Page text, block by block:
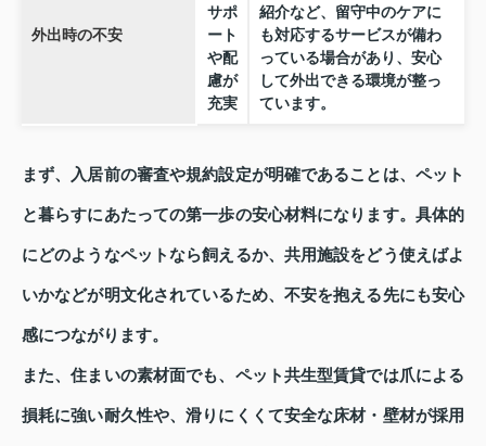
外出時の不安
サポ
ート
や配
慮が
充実
紹介など、留守中のケアに
も対応するサービスが備わ
っている場合があり、安心
して外出できる環境が整っ
ています。
まず、入居前の審査や規約設定が明確であることは、ペット
と暮らすにあたっての第一歩の安心材料になります。具体的
にどのようなペットなら飼えるか、共用施設をどう使えばよ
いかなどが明文化されているため、不安を抱える先にも安心
感につながります。
また、住まいの素材面でも、ペット共生型賃貸では爪による
損耗に強い耐久性や、滑りにくくて安全な床材・壁材が採用